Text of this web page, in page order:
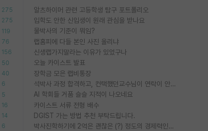
275
275
119
76
156
50
40
6
5
16
14
6
알츠하이머 관련 고등학생 탐구 포트폴리오
입학도 안한 신입생이 원래 관심을 받나요
물박사의 기준이 뭐임?
랩홈피에 다들 본인 사진 올리냐
신생랩가지말라는 이유가 있었구나
오늘 카이스트 발표
장학금 모은 랩비통장
석박사 과정 합격하고, 컨택했던교수님이 연락이 안됩니다...
AI 학회들 거품 슬슬 지적이 나오네요
카이스트 서류 전형 배수
DGIST 가는 방법 추천 부탁드립니다.
박사진학하기에 2억은 괜찮은 (?) 정도의 경제력인가요